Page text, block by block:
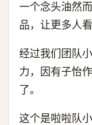
一个念头油然
品，让更多人看
经过我们团队
力，因有子怡
了。
这个是啦啦队